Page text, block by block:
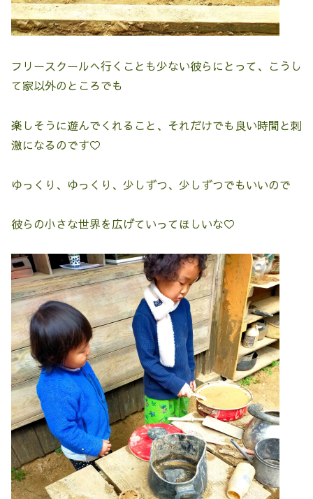
フリースクールへ行くことも少ない彼らにとって、こうし
て家以外のところでも
楽しそうに遊んでくれること、それだけでも良い時間と刺
激になるのです♡
ゆっくり、ゆっくり、少しずつ、少しずつでもいいので
彼らの小さな世界を広げていってほしいな♡